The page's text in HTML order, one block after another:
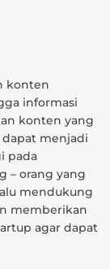
konten
informasi
konten yang
dapat menjadi
pada
– orang yang
mendukung
memberikan
agar dapat